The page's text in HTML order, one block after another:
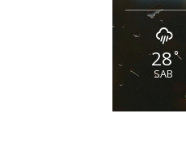
28°
SAB